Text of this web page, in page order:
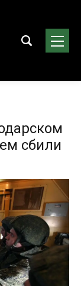
сбили